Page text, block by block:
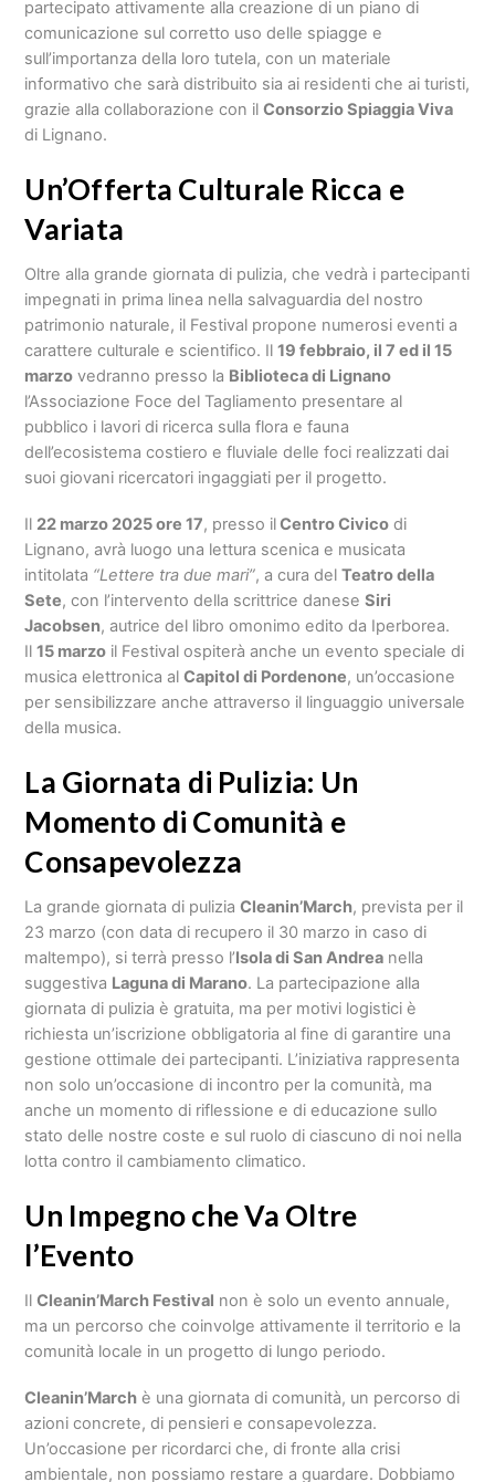
partecipato attivamente alla creazione di un piano di
comunicazione sul corretto uso delle spiagge e
sull’importanza della loro tutela, con un materiale
informativo che sarà distribuito sia ai residenti che ai turisti,
grazie alla collaborazione con ilConsorzio Spiaggia Viva
di Lignano.
Un’Offerta Culturale Ricca e
Variata
Oltre alla grande giornata di pulizia, che vedrà i partecipanti
impegnati in prima linea nella salvaguardia del nostro
patrimonio naturale, il Festival propone numerosi eventi a
carattere culturale e scientifico. Il19 febbraio, il 7 ed il 15
marzo vedranno presso la Biblioteca di Lignano
l’Associazione Foce del Tagliamento presentare al
pubblico i lavori di ricerca sulla flora e fauna
dell’ecosistema costiero e fluviale delle foci realizzati dai
suoi giovani ricercatori ingaggiati per il progetto.
Il 22 marzo 2025 ore 17, presso ilCentro Civico di
Lignano, avrà luogo una lettura scenica e musicata
intitolata “Lettere tra due mari”, a cura delTeatro della
Sete, con l’intervento della scrittrice daneseSiri
Jacobsen, autrice del libro omonimo edito da Iperborea.
Il15 marzo il Festival ospiterà anche un evento speciale di
musica elettronica alCapitol di Pordenone, un’occasione
per sensibilizzare anche attraverso il linguaggio universale
della musica.
La Giornata di Pulizia: Un
Momento di Comunità e
Consapevolezza
La grande giornata di puliziaCleanin’March, prevista per il
23 marzo (con data di recupero il 30 marzo in caso di
maltempo), si terrà presso l’Isola di San Andrea nella
suggestiva Laguna di Marano. La partecipazione alla
giornata di pulizia è gratuita, ma per motivi logistici è
richiesta un’iscrizione obbligatoria al fine di garantire una
gestione ottimale dei partecipanti. L’iniziativa rappresenta
non solo un’occasione di incontro per la comunità, ma
anche un momento di riflessione e di educazione sullo
stato delle nostre coste e sul ruolo di ciascuno di noi nella
lotta contro il cambiamento climatico.
Un Impegno che Va Oltre
l’Evento
IlCleanin’March Festival non è solo un evento annuale,
ma un percorso che coinvolge attivamente il territorio e la
comunità locale in un progetto di lungo periodo.
Cleanin’March è una giornata di comunità, un percorso di
azioni concrete, di pensieri e consapevolezza.
Un’occasione per ricordarci che, di fronte alla crisi
ambientale, non possiamo restare a guardare. Dobbiamo